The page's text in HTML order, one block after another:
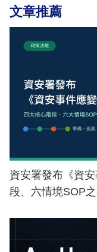
文章推薦
資安署發布《資
段、六情境SOP